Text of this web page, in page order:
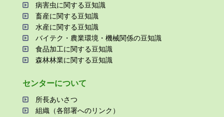
病害⾍に関する⾖知識
畜産に関する⾖知識
⽔産に関する⾖知識
バイテク・農業環境・機械関係の⾖知識
⾷品加⼯に関する⾖知識
森林林業に関する⾖知識
センターについて
所⻑あいさつ
組織（各部署へのリンク）